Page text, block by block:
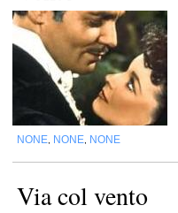
NONE NONE NONE
Via col vento